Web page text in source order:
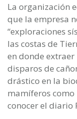
La organización
que la empresa
“exploraciones
las costas de
en donde
disparos de
drástico en la
mamíferos como
conocer el diario